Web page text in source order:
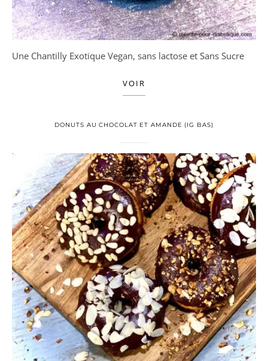
Une Chantilly Exotique Vegan, sans lactose et Sans Sucre
VOIR
DONUTS AU CHOCOLAT ET AMANDE (IG BAS)